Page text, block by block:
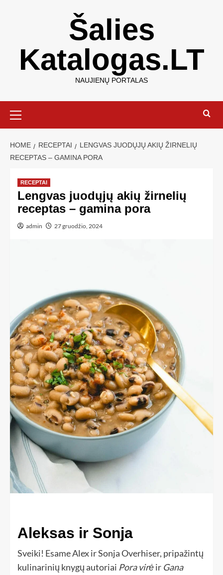
Šalies
Katalogas.LT
NAUJIENŲ PORTALAS
HOME RECEPTAI
LENGVAS JUODŲJŲ AKIŲ ŽIRNELIŲ
RECEPTAS – GAMINA PORA
RECEPTAI
Lengvas juodųjų akių žirnelių
receptas – gamina pora
admin 27 gruodžio, 2024
Aleksas ir Sonja
Sveiki! Esame Alex ir Sonja Overhiser, pripažintų
kulinarinių knygų autoriai Pora virėir Gana